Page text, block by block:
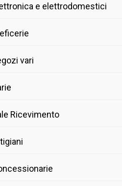
e elettrodomestici
vari
Ricevimento